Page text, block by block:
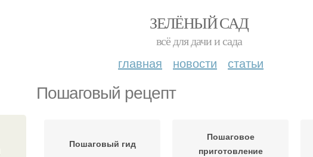
ЗЕЛЁНЫЙ САД
всё для дачи и сада
главная новости статьи
Пошаговый рецепт
Пошаговый гид
Пошаговое
приготовление